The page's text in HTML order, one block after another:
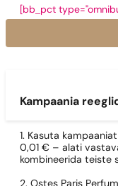
[bb_pct
Kampaania
1. Kasuta kampaaniat
0,01 € – alati
kombineerida teiste